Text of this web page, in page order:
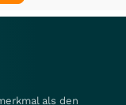
als den